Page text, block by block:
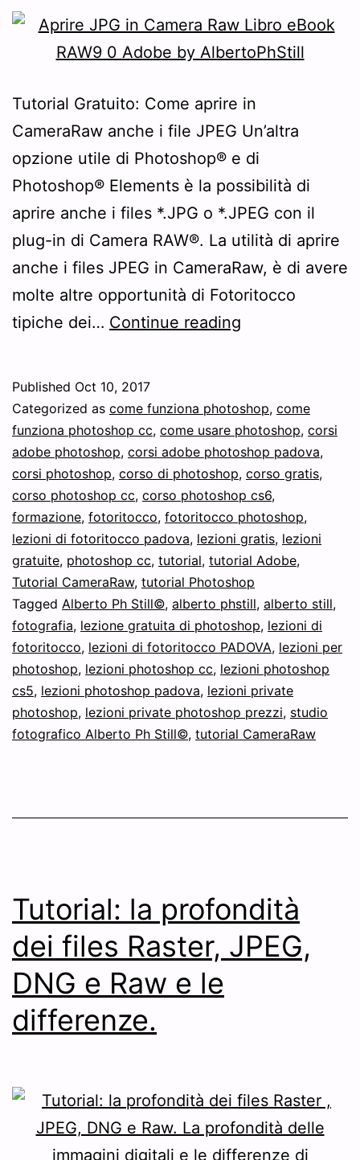
Tutorial Gratuito: Come aprire in
CameraRaw anche i file JPEG Un’altra
opzione utile di Photoshop® e di
Photoshop® Elements è la possibilità di
aprire anche i files *.JPG o *.JPEG con il
plug-in di Camera RAW®. La utilità di aprire
anche i files JPEG in CameraRaw, è di avere
molte altre opportunità di Fotoritocco
tipiche dei… Continue reading
CameraRaw
anche
i
file
JPEG:
Tutorial
Gratuito
Published Oct 10, 2017
Categorized as come funziona photoshop, come
funziona photoshop cc, come usare photoshop, corsi
adobe photoshop, corsi adobe photoshop padova,
corsi photoshop, corso di photoshop, corso gratis,
corso photoshop cc, corso photoshop cs6,
formazione, fotoritocco, fotoritocco photoshop,
lezioni di fotoritocco padova, lezioni gratis, lezioni
gratuite, photoshop cc, tutorial, tutorial Adobe,
Tutorial CameraRaw, tutorial Photoshop
Tagged Alberto Ph Still©, alberto phstill, alberto still,
fotografia, lezione gratuita di photoshop, lezioni di
fotoritocco, lezioni di fotoritocco PADOVA, lezioni per
photoshop, lezioni photoshop cc, lezioni photoshop
cs5, lezioni photoshop padova, lezioni private
photoshop, lezioni private photoshop prezzi, studio
fotografico Alberto Ph Still©, tutorial CameraRaw
Tutorial: la profondità
dei files Raster, JPEG,
DNG e Raw e le
differenze.